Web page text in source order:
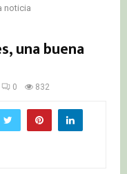
noticia
una buena
0 832